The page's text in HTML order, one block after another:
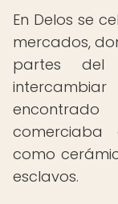
En Delos se
mercados,
partes del
comerciaba
como
esclavos.